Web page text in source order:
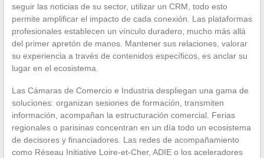
seguir las noticias de su sector, utilizar un CRM, todo esto
permite amplificar el impacto de cada conexión. Las plataformas
profesionales establecen un vínculo duradero, mucho más allá
del primer apretón de manos. Mantener sus relaciones, valorar
su experiencia a través de contenidos específicos, es anclar su
lugar en el ecosistema.
Las Cámaras de Comercio e Industria despliegan una gama de
soluciones: organizan sesiones de formación, transmiten
información, acompañan la estructuración comercial. Ferias
regionales o parisinas concentran en un día todo un ecosistema
de decisores y financiadores. Las redes de acompañamiento
como Réseau Initiative Loire-et-Cher, ADIE o los aceleradores